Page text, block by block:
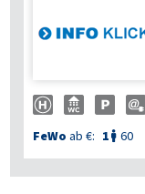
FeWo ab €: 1  60